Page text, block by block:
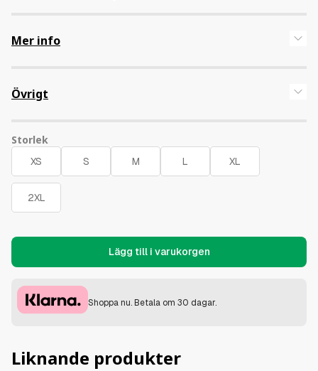
Mer info
Övrigt
Storlek
Lägg till i varukorgen
Shoppa nu. Betala om 30 dagar.
Liknande produkter